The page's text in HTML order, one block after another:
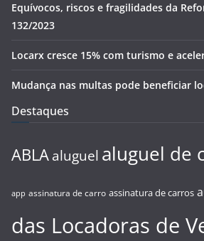
Equívocos, riscos e fragilidades da
132/2023
Locarx cresce 15% com turismo e
Mudança nas multas pode beneficiar
Destaques
ABLA aluguel aluguel de
app assinatura de carro assinatura de carros
das Locadoras de